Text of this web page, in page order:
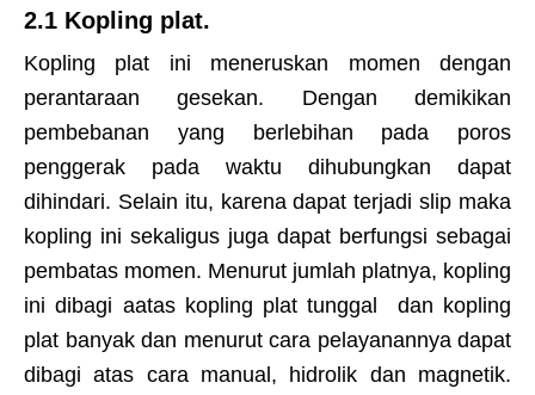
2.1 Kopling plat.
Kopling plat ini meneruskan momen dengan
perantaraan gesekan. Dengan demikikan
pembebanan yang berlebihan pada poros
penggerak pada waktu dihubungkan dapat
dihindari. Selain itu, karena dapat terjadi slip maka
kopling ini sekaligus juga dapat berfungsi sebagai
pembatas momen. Menurut jumlah platnya, kopling
ini dibagi aatas kopling plat tunggal dan kopling
plat banyak dan menurut cara pelayanannya dapat
dibagi atas cara manual, hidrolik dan magnetik.